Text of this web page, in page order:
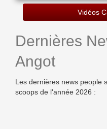
Vidéos
Dernières
Angot
Les dernières news people
scoops de l'année 2026 :